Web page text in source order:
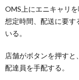
OMS上にエニキャリ
想定時間、配送に要す
いる。
店舗がボタンを押す
配達員を手配する。